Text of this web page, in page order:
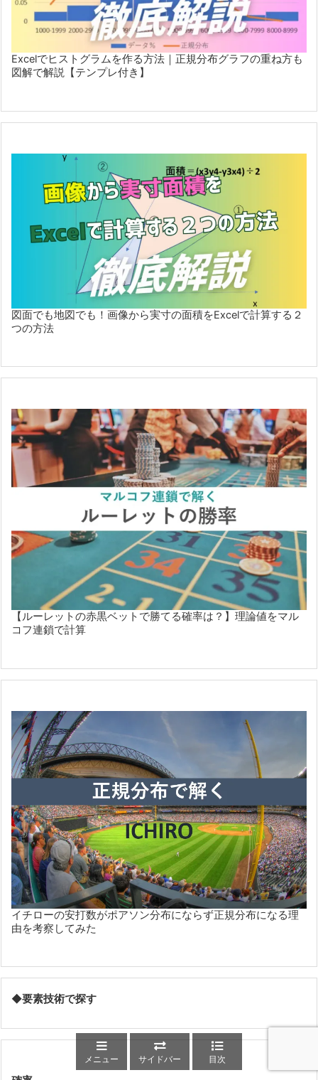
Excelでヒストグラムを作る方法｜正規分布グラフの重ね方も
図解で解説【テンプレ付き】
図面でも地図でも！画像から実寸の面積をExcelで計算する２
つの方法
【ルーレットの赤黒ベットで勝てる確率は？】理論値をマル
コフ連鎖で計算
イチローの安打数がポアソン分布にならず正規分布になる理
由を考察してみた
◆要素技術で探す
メニュー サイドバー 目次